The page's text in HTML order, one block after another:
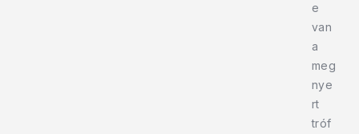
e
van
a
meg
nye
rt
tróf